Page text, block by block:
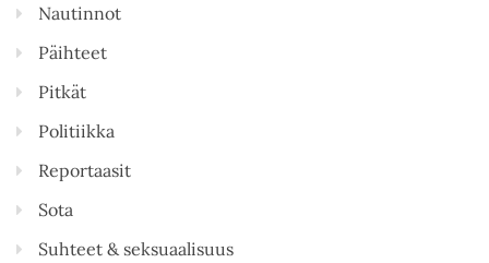
Nautinnot
Päihteet
Pitkät
Politiikka
Reportaasit
Sota
Suhteet & seksuaalisuus